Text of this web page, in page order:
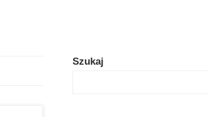
Szukaj